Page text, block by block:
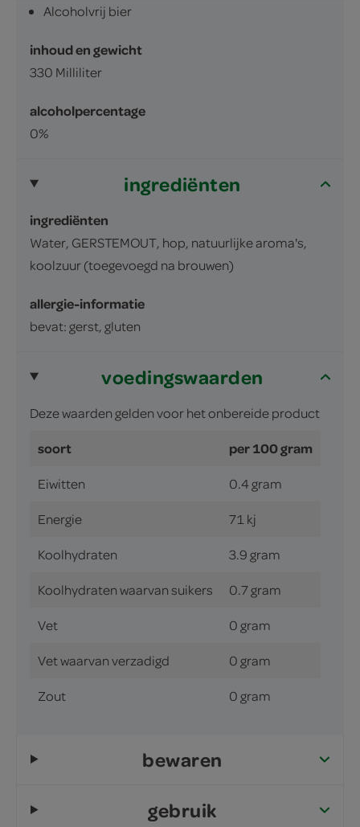
Alcoholvrij bier
inhoud en gewicht
330 Milliliter
alcoholpercentage
0%
ingrediënten
ingrediënten
Water, GERSTEMOUT, hop, natuurlijke aroma's,
koolzuur (toegevoegd na brouwen)
allergie-informatie
bevat: gerst, gluten
voedingswaarden
Deze waarden gelden voor het onbereide product
soort per 100 gram
Eiwitten 0.4 gram
Energie 71 kj
Koolhydraten 3.9 gram
Koolhydraten waarvan suikers 0.7 gram
Vet 0 gram
Vet waarvan verzadigd 0 gram
Zout 0 gram
bewaren
gebruik